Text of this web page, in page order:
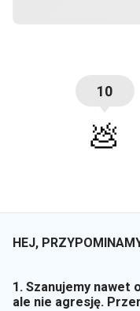
10
💩
HEJ,
1. Szanujemy nawet
ale nie agresję.